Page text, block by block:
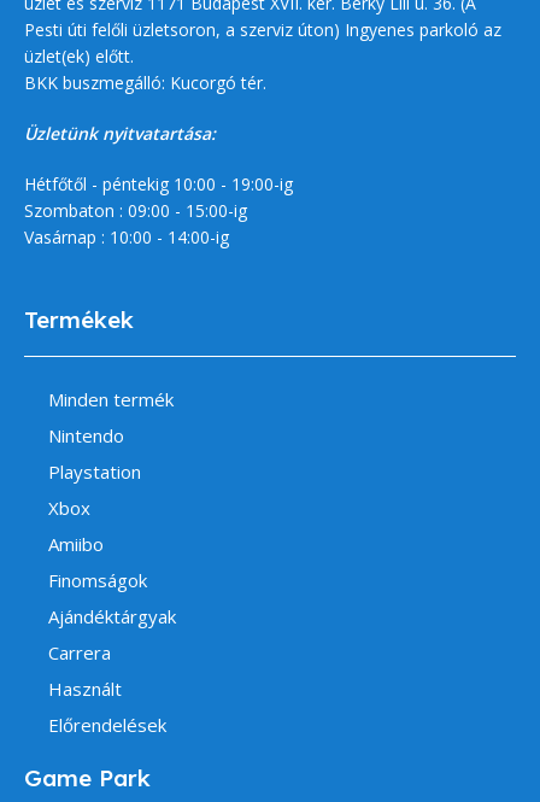
Pesti úti felőli üzletsoron, a szerviz úton) Ingyenes parkoló az
üzlet(ek) előtt.
BKK buszmegálló: Kucorgó tér.
Üzletünk nyitvatartása:
Hétfőtől - péntekig 10:00 - 19:00-ig
Szombaton : 09:00 - 15:00-ig
Vasárnap : 10:00 - 14:00-ig
Termékek
Minden termék
Nintendo
Playstation
Xbox
Amiibo
Finomságok
Ajándéktárgyak
Carrera
Használt
Előrendelések
Game Park